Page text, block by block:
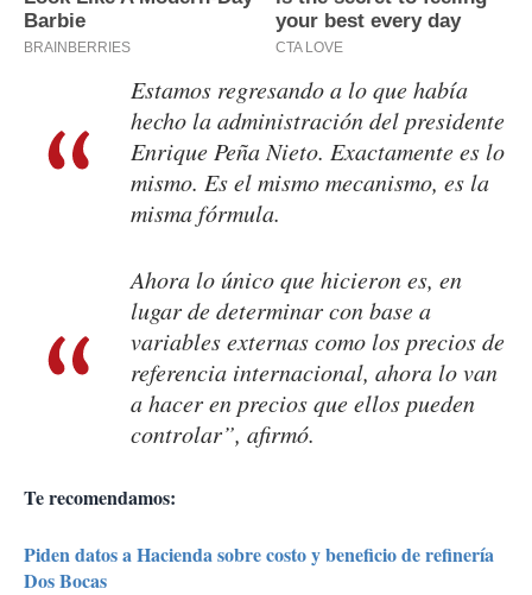
Estamos regresando a lo que había
hecho la administración del presidente
Enrique Peña Nieto. Exactamente es lo
mismo. Es el mismo mecanismo, es la
misma fórmula.
Ahora lo único que hicieron es, en
lugar de determinar con base a
variables externas como los precios de
referencia internacional, ahora lo van
a hacer en precios que ellos pueden
controlar”, afirmó.
Te recomendamos:
Piden datos a Hacienda sobre costo y beneficio de refinería
Dos Bocas